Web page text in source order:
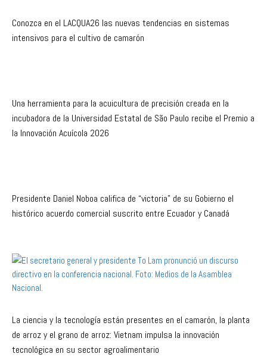
Conozca en el LACQUA26 las nuevas tendencias en sistemas
intensivos para el cultivo de camarón
Una herramienta para la acuicultura de precisión creada en la
incubadora de la Universidad Estatal de São Paulo recibe el Premio a
la Innovación Acuícola 2026
Presidente Daniel Noboa califica de “victoria” de su Gobierno el
histórico acuerdo comercial suscrito entre Ecuador y Canadá
La ciencia y la tecnología están presentes en el camarón, la planta
de arroz y el grano de arroz: Vietnam impulsa la innovación
tecnológica en su sector agroalimentario